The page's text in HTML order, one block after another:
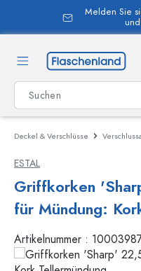
springen
Melden Sie
Deckel & Verschlüsse
ESTAL
Griffkorken
für Mündung:
Artikelnummer :